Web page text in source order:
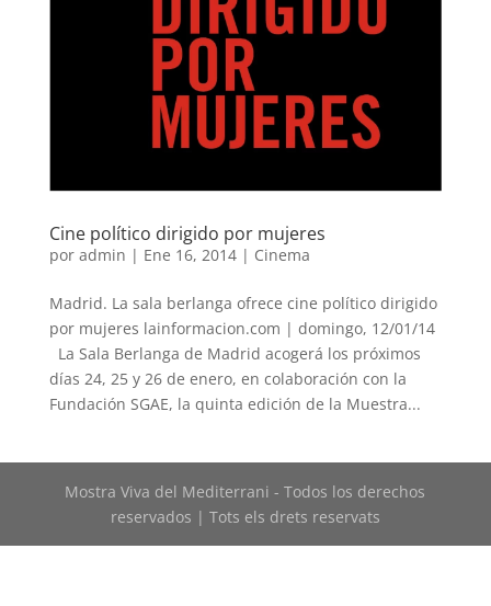
Cine político dirigido por mujeres
por admin | Ene 16, 2014| Cinema
Madrid. La sala berlanga ofrece cine político dirigido
por mujeres lainformacion.com | domingo, 12/01/14
La Sala Berlanga de Madrid acogerá los próximos
días 24, 25 y 26 de enero, en colaboración con la
Fundación SGAE, la quinta edición de la Muestra...
Mostra Viva del Mediterrani - Todos los derechos
reservados | Tots els drets reservats